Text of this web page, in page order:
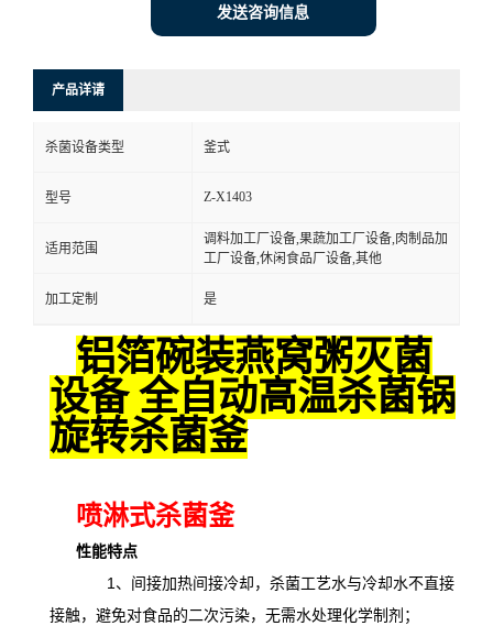
发送咨询信息
产品详请
杀菌设备类型 釜式
型号 Z-X1403
适用范围
调料加工厂设备,果蔬加工厂设备,肉制品加
工厂设备,休闲食品厂设备,其他
加工定制 是
铝箔碗装燕窝粥灭菌
设备 全自动高温杀菌锅
旋转杀菌釜
喷淋式杀菌釜
性能特点
1、间接加热间接冷却，杀菌工艺水与冷却水不直接
接触，避免对食品的二次污染，无需水处理化学制剂；